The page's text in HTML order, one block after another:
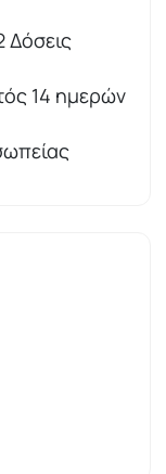
Δόσεις
14 ημερών